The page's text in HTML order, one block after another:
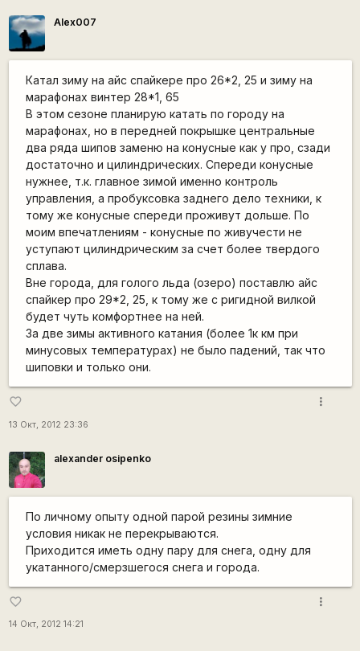
Alex007
Катал зиму на айс спайкере про 26*2, 25 и зиму на
марафонах винтер 28*1, 65
В этом сезоне планирую катать по городу на
марафонах, но в передней покрышке центральные
два ряда шипов заменю на конусные как у про, сзади
достаточно и цилиндрических. Спереди конусные
нужнее, т.к. главное зимой именно контроль
управления, а пробуксовка заднего дело техники, к
тому же конусные спереди проживут дольше. По
моим впечатлениям - конусные по живучести не
уступают цилиндрическим за счет более твердого
сплава.
Вне города, для голого льда (озеро) поставлю айс
спайкер про 29*2, 25, к тому же с ригидной вилкой
будет чуть комфортнее на ней.
За две зимы активного катания (более 1к км при
минусовых температурах) не было падений, так что
шиповки и только они.
favorite_border
13 Окт, 2012 23:36
more_vert
alexander osipenko
По личному опыту одной парой резины зимние
условия никак не перекрываются.
Приходится иметь одну пару для снега, одну для
укатанного/смерзшегося снега и города.
favorite_border
14 Окт, 2012 14:21
more_vert